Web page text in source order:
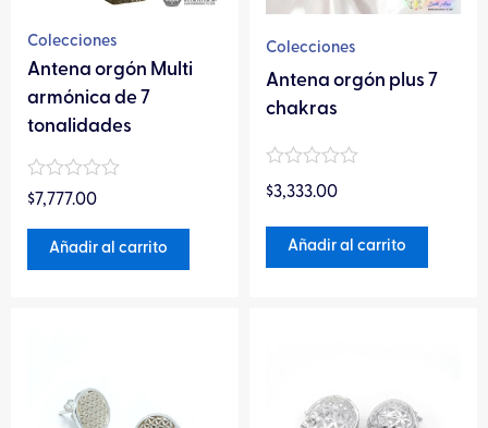
Colecciones
Antena orgón Multi
armónica de 7
tonalidades
$7,777.00
Añadir al carrito
Valorado
en
0
Colecciones
Antena orgón plus 7
chakras
$3,333.00
Añadir al carrito
Valorado
en